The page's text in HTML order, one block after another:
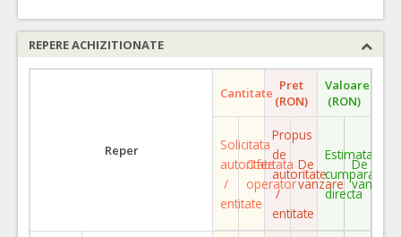
REPERE ACHIZITIONATE
Reper
Cantitate Pret
(RON)
Valoare
(RON)
Solicitata
autoritate
/
entitate
Ofertata
operator
Propus
de
autoritate
/
entitate
De
vanzare
Estimata
cumparare
directa
De
vanzare